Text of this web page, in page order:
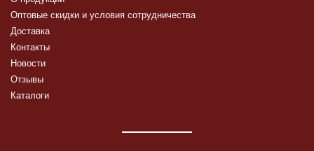
Оптовые скидки и условия сотрудничества
Доставка
Контакты
Новости
Отзывы
Каталоги